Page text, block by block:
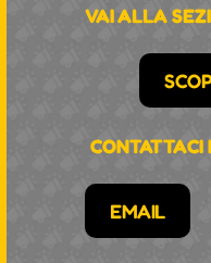
VAI ALLA
EMAIL